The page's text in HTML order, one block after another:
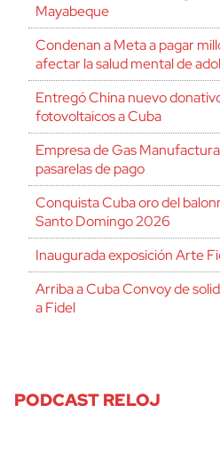
Mayabeque
Condenan a Meta a pagar
afectar la salud mental de
Entregó China nuevo
fotovoltaicos a Cuba
Empresa de Gas
pasarelas de pago
Conquista Cuba oro del
Santo Domingo 2026
Inaugurada exposición Arte
Arriba a Cuba Convoy de
a Fidel
PODCAST RELOJ